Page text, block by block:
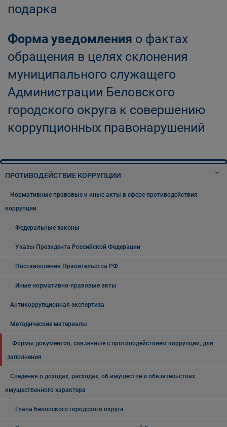
подарка
Форма уведомления о фактах
обращения в целях склонения
муниципального служащего
Администрации Беловского
городского округа к совершению
коррупционных правонарушений
ПРОТИВОДЕЙСТВИЕ КОРРУПЦИИ
Нормативные правовые и иные акты в сфере противодействия
коррупции
Федеральные законы
Указы Президента Российской Федерации
Постановления Правительства РФ
Иные нормативно-правовые акты
Антикоррупционная экспертиза
Методические материалы
Формы документов, связанные с противодействием коррупции, для
заполнения
Сведения о доходах, расходах, об имуществе и обязательствах
имущественного характера
Глава Беловского городского округа